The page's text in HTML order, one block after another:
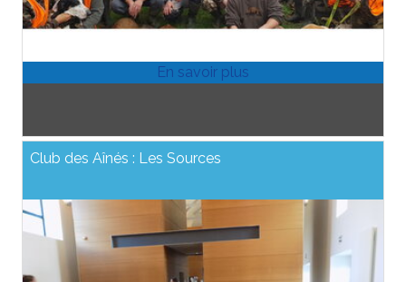
Club des Aînés : Les Sources